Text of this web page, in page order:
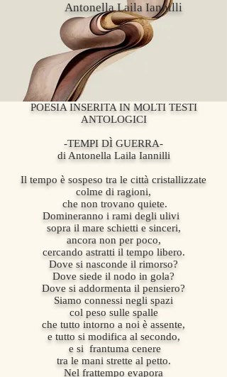
Antonella Laila Iannilli
POESIA INSERITA IN MOLTI TESTI
ANTOLOGICI
-TEMPI DÌ GUERRA-
di Antonella Laila Iannilli
Il tempo è sospeso tra le città cristallizzate
colme di ragioni,
che non trovano quiete.
Domineranno i rami degli ulivi
sopra il mare schietti e sinceri,
ancora non per poco,
cercando astratti il tempo libero.
Dove si nasconde il rimorso?
Dove siede il nodo in gola?
Dove si addormenta il pensiero?
Siamo connessi negli spazi
col peso sulle spalle
che tutto intorno a noi è assente,
e tutto si modifica al secondo,
e si frantuma cenere
tra le mani strette al petto.
Nel frattempo evapora